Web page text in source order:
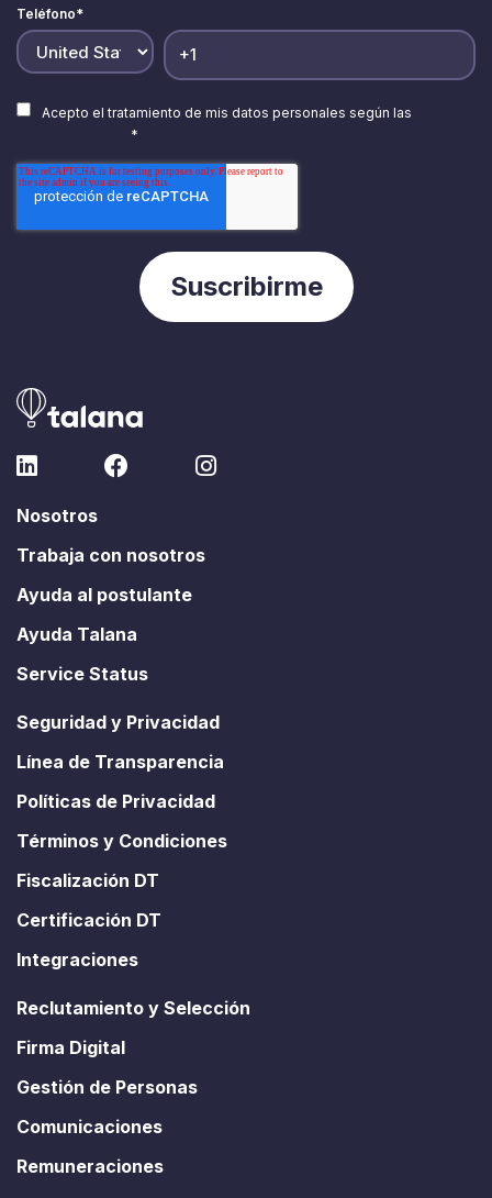
Teléfono*
Acepto el tratamiento de mis datos personales según las
*
Nosotros
Trabaja con nosotros
Ayuda al postulante
Ayuda Talana
Service Status
Seguridad y Privacidad
Línea de Transparencia
Políticas de Privacidad
Términos y Condiciones
Fiscalización DT
Certificación DT
Integraciones
Reclutamiento y Selección
Firma Digital
Gestión de Personas
Comunicaciones
Remuneraciones